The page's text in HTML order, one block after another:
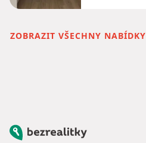
ZOBRAZIT VŠECHNY NABÍDKY
Bezrealitky